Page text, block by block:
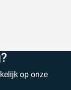
op onze